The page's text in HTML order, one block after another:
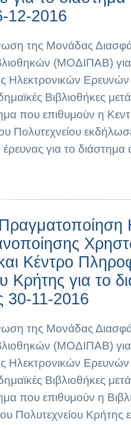
12-2016
της Μονάδας
(ΜΟΔΙΠΑΒ) για
Ηλεκτρονικών Ερευνών
Βιβλιοθήκες
που επιθυμούν η
Πολυτεχνείου
για το
Κέντρο
Κρήτης για το
30-11-2016
της Μονάδας
(ΜΟΔΙΠΑΒ) για
Ηλεκτρονικών Ερευνών
Βιβλιοθήκες
που επιθυμούν η
Πολυτεχνείου Κρήτης